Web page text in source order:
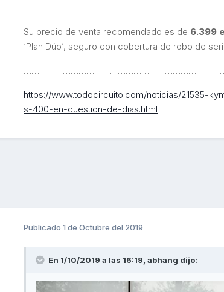
Su precio de venta recomendado es de 6.399
‘Plan Dúo’, seguro con cobertura de robo de
https://www.todocircuito.com/noticias/21535-
s-400-en-cuestion-de-dias.html
Publicado 1 de Octubre del 2019
En 1/10/2019 a las 16:19, abhang dijo: